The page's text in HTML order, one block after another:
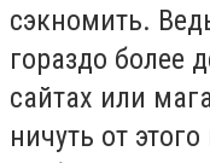
сэкномить.
гораздо более
сайтах или
ничуть от